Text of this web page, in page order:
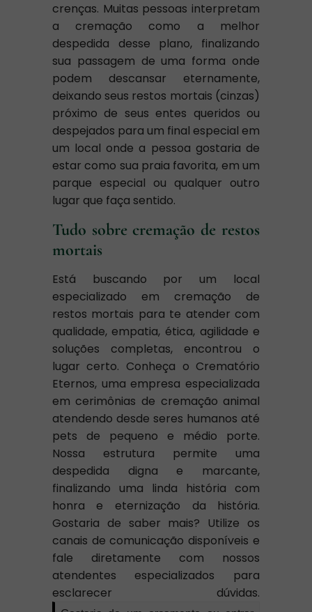
crenças. Muitas pessoas interpretam
a cremação como a melhor
despedida desse plano, finalizando
sua passagem de uma forma onde
podem descansar eternamente,
deixando seus restos mortais (cinzas)
próximo de seus entes queridos ou
despejados para um final especial em
um local onde a pessoa gostaria de
estar como sua praia favorita, em um
parque especial ou qualquer outro
lugar que faça sentido.
Tudo sobre cremação de restos
mortais
Está buscando por um local
especializado em cremação de
restos mortais para te atender com
qualidade, empatia, ética, agilidade e
soluções completas, encontrou o
lugar certo. Conheça o Crematório
Eternos, uma empresa especializada
em cerimônias de cremação animal
atendendo desde seres humanos até
pets de pequeno e médio porte.
Nossa estrutura permite uma
despedida digna e marcante,
finalizando uma linda história com
honra e eternização da história.
Gostaria de saber mais? Utilize os
canais de comunicação disponíveis e
fale diretamente com nossos
atendentes especializados para
esclarecer dúvidas.